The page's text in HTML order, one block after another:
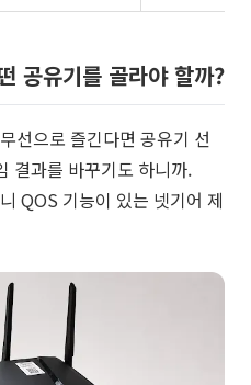
공유기를 골라야 할까?
선으로 즐긴다면 공유기 선
결과를 바꾸기도 하니까.
QOS 기능이 있는 넷기어 제